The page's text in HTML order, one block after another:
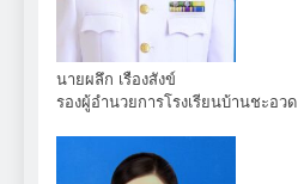
นายผลึก เรืองสังข์
รองผู้อำนวยการโรงเรียนบ้านชะอวด